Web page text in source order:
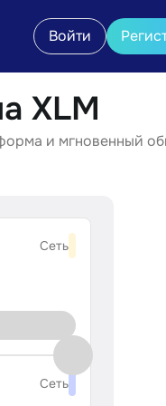
Войти
XLM
и мгновенный
Сеть
Сеть